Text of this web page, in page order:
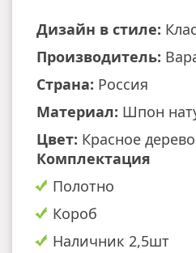
Дизайн в стиле:
Производитель:
Страна: Россия
Материал: Шпон
Цвет: Красное дерево
Комплектация
Полотно
Короб
Наличник 2,5шт